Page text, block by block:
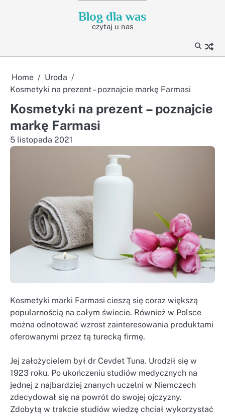
Blog dla was
czytaj u nas
Home
Uroda
Kosmetyki na prezent – poznajcie markę Farmasi
Kosmetyki na prezent – poznajcie
markę Farmasi
5 listopada 2021
Kosmetyki marki Farmasi cieszą się coraz większą
popularnością na całym świecie. Również w Polsce
można odnotować wzrost zainteresowania produktami
oferowanymi przez tą turecką firmę.
Jej założycielem był dr Cevdet Tuna. Urodził się w
1923 roku. Po ukończeniu studiów medycznych na
jednej z najbardziej znanych uczelni w Niemczech
zdecydował się na powrót do swojej ojczyzny.
Zdobytą w trakcie studiów wiedzę chciał wykorzystać